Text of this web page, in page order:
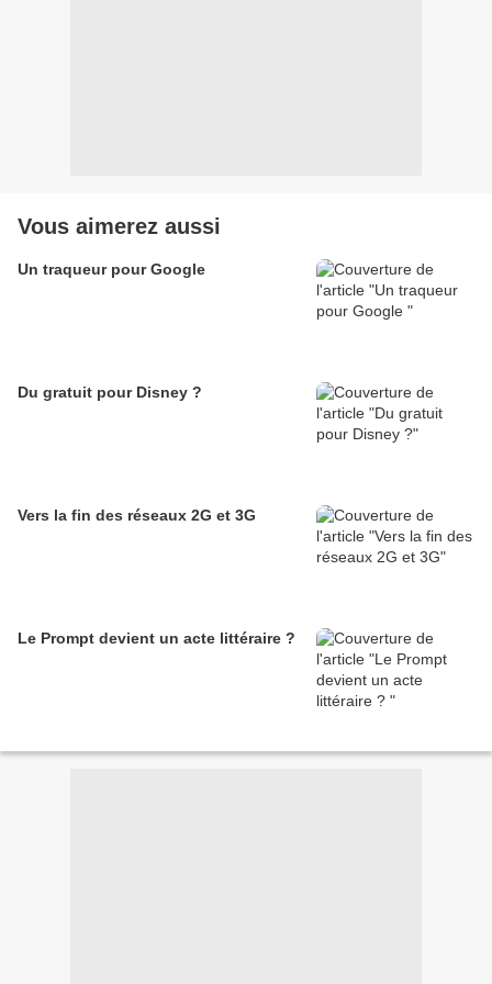
Vous aimerez aussi
Un traqueur pour Google
Du gratuit pour Disney ?
Vers la fin des réseaux 2G et 3G
Le Prompt devient un acte littéraire ?